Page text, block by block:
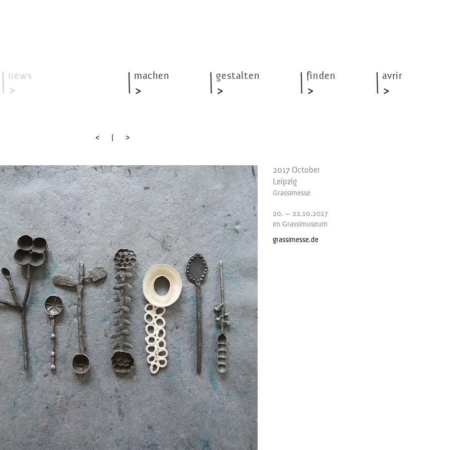
news machen gestalten finden avrir
< >
2017 October
Leipzig
Grassimesse
20. – 22.10.2017
im Grassimuseum
grassimesse.de